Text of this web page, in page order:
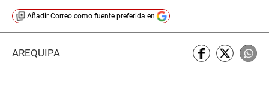
Añadir Correo como fuente preferida en
AREQUIPA